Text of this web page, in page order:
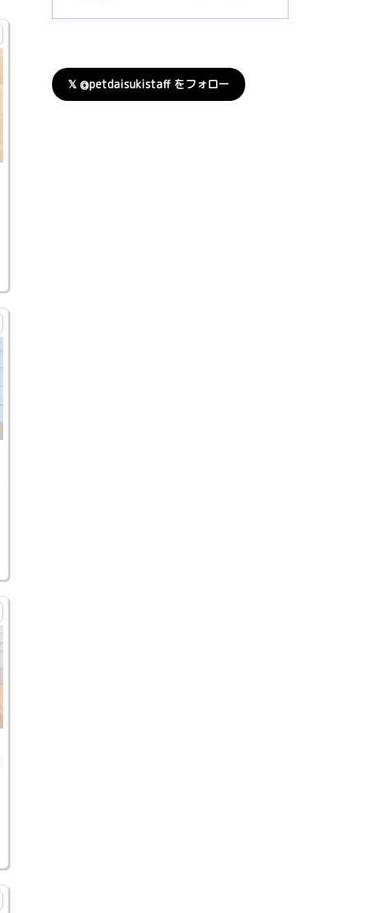
𝕏 @petdaisukistaff をフォロー